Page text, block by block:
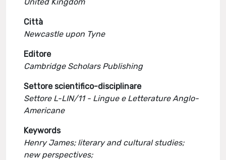
Città
Newcastle upon Tyne
Editore
Cambridge Scholars Publishing
Settore scientifico-disciplinare
Settore L-LIN/11 - Lingue e Letterature Anglo-
Americane
Keywords
Henry James; literary and cultural studies;
new perspectives;